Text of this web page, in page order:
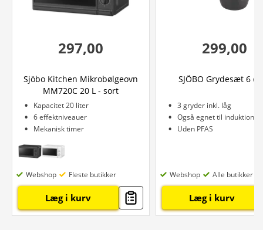
297,00
Sjöbo Kitchen Mikrobølgeovn
MM720C 20 L - sort
Kapacitet 20 liter
6 effektniveauer
Mekanisk timer
Webshop Fleste butikker
Læg i kurv
299,00
SJÖBO Grydesæt 6
3 gryder inkl. låg
Også egnet til induktion
Uden PFAS
Webshop Alle butikker
Læg i kurv